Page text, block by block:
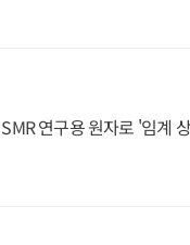
연구용 원자로 '임계